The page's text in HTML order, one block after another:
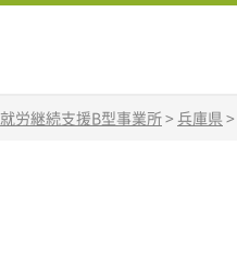
就労継続支援B型事業所> 兵庫県 >